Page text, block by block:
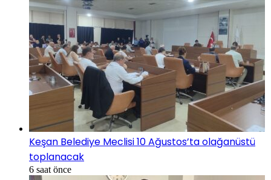
Keşan Belediye Meclisi 10 Ağustos’ta olağanüstü
toplanacak
6 saat önce